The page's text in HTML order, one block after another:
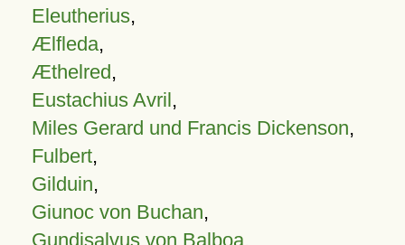
Eleutherius,
Ælfleda,
Æthelred,
Eustachius Avril,
Miles Gerard und Francis Dickenson,
Fulbert,
Gilduin,
Giunoc von Buchan,
Gundisalvus von Balboa,